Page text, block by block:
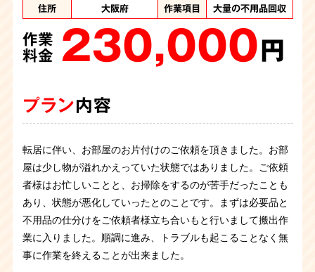
住所
大阪府 作業項目 大量の不用品回収
作業
料金 230,000円
プラン内容
転居に伴い、お部屋のお片付けのご依頼を頂きました。お部
屋は少し物が溢れかえっていた状態ではありました。ご依頼
者様はお忙しいことと、お掃除をするのが苦手だったことも
あり、状態が悪化していったとのことです。まずは必要品と
不用品の仕分けをご依頼者様立ち合いもと行いまして搬出作
業に入りました。順調に進み、トラブルも起こることなく無
事に作業を終えることが出来ました。
住所
大阪府 作業項目
大量の不用品回
収 2トントラック１
台 パッカー車１台
作業 280,000
プラン内容
ゴミ屋敷の清掃のご依頼を頂きました。部屋は腰の高さまで
ゴミが蓄積されており、足の踏み場がない程の量でした。必
要品と不用品の仕分けを行いながら作業を進め、不用品をど
んどん回収していきます。終了後にはご依頼者様もスッキリ
と部屋が綺麗になり喜んで頂くことができました。
住所
大阪 作業項目
大量の不用品回収、
ハウスクリーニング
作業
料金 250,000円
プラン内容
お引越しに伴ってお部屋の片付けのご依頼を承りました。現
場へ駆けつけると大量の不用品やゴミが溜まったゴミ屋敷状
態です。夜勤勤務が多くなかなか日中に片付けが出来ず、い
つの間にか溜め込んでしまったとのこと。お客様お立会いの
もと一緒に片付け作業を行いました。途中から楽しそうに片
付けをしているお客様を見てスタッフもホッと安心しまし
住所
大阪府 作業項目
大量の不用品回
収 2トンロングト
ラック1台分・パッカ
ー車2台分の処分
料金 320,000
プラン 内容
建物解体に伴い一軒家まるごとのお片付けのご依頼に伺いま
した。しかし、お部屋はゴミ屋敷状態になっており腰の上の
高さまでゴミで埋め尽くされていました。害虫が大量発生し
うごめいている中での作業でしたが、スタッフ4名、8時間程
で作業は完了致しました。
住所
大阪 作業項目 大量の不用品回収
作業
料金 190,000円
プラン内容
物件のオーナー様からゴミ屋敷片付けのご依頼です。老朽化
したアパートを取り壊すため、解体工事の最中にゴミ屋敷が
発覚。このままでは工事を進められないため急遽のゴミ屋敷
のご依頼です。コンビニ弁当の容器が多く作業が早かったで
すが量が多くスタッフ5名で５時間の作業になりました。
住所
大阪 作業項目 大量の不用品回収
作業
料金 200,000円
プラン内容
２０代女性からゴミ屋敷清掃のご依頼です。猫を飼っていら
したようで、部屋にはゴミの他にも猫の糞があちらこちらに
落ちています。衛生が悪い状態でしたので慎重に、かつお客
様に寄り添って作業させていただきました。
住所
大阪府 作業項目
大量に不用品回
収 2トントラック1
台 パッカー車１台
作業 200,000
プラン内容
お客様から住んでいるお部屋がゴミ屋敷のようになり手に負
えなくなったとご連絡を頂きました。 1DKのお部屋は床が見
えないほどのごみの量でした。ご依頼者様立ち合いのもと仕
分け作業から行い、特に危険物のスプレー缶やライターなど
がゴミと混在しないよう分別し、4時間ほどで片づけること
ができました。 清掃後は綺麗な状態になり、お客様も安心さ
住所
大阪府 作業項目 大量の不用品回収
作業
料金 270,000円
プラン内容
強制退去に伴い、お部屋の片付けを承りました。 お酒をよく
飲まれていたのかそこら中にお酒の空箱が山のように捨てら
れていました。お部屋もお風呂場もお酒の空箱などで埋め尽
くされ足の踏み場もなくゴミ屋敷に近い状況ではありまし
た。 スタッフ7名でお伺いし7時間程で無事に完了致しまし
た。
住所
大阪 作業項目 大量の不用品回収
作業
料金 130,000円
プラン内容
ゴミ屋敷清掃のご依頼です。仕事の忙しさで片づける余裕が
なく、気が付くとゴミで溢れてしまっていたみたとのこと。
お客様お立会いのもと一緒に片付け作業を行い綺麗になりま
した。「もう２度とゴミは溜めない」とおっしゃっていまし
た。
住所
大阪 作業項目 大量の不用品回収
作業
料金 500,000円
プラン内容
ワンルームの汚部屋片付けのご依頼です。いろいろな種類の
ゴミや不用品が混じりあっているため分別をしながらの作業
です。ライターや吸い殻の他もゴミの中に混ざっています。
火事にならなくて本当によかったと思います。危険物や貴重
品は特に慎重に仕分け、大変な作業でしたが無事に完了する
ことができました。